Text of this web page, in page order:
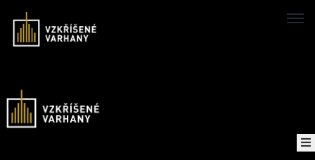
Konzerte